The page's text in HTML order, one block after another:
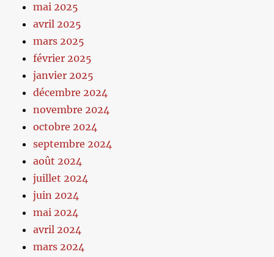
mai 2025
avril 2025
mars 2025
février 2025
janvier 2025
décembre 2024
novembre 2024
octobre 2024
septembre 2024
août 2024
juillet 2024
juin 2024
mai 2024
avril 2024
mars 2024